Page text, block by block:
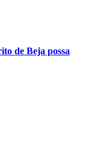
de Beja possa